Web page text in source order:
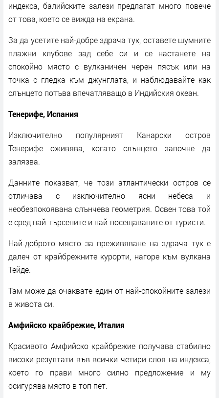
индекса, балийските залези предлагат много повече
от това, което се вижда на екрана.
За да усетите най-добре здрача тук, оставете шумните
плажни клубове зад себе си и се настанете на
спокойно място с вулканичен черен пясък или на
точка с гледка към джунглата, и наблюдавайте как
слънцето потъва впечатляващо в Индийския океан.
Тенерифе, Испания
Изключително популярният Канарски остров
Тенерифе оживява, когато слънцето започне да
залязва.
Данните показват, че този атлантически остров се
отличава с изключително ясни небеса и
необезпокоявана слънчева геометрия. Освен това той
е сред най-търсените и най-посещаваните от туристи.
Най-доброто място за преживяване на здрача тук е
далеч от крайбрежните курорти, нагоре към вулкана
Тейде.
Там може да очаквате един от най-спокойните залези
в живота си.
Амфийско крайбрежие, Италия
Красивото Амфийско крайбрежие получава стабилно
високи резултати във всички четири слоя на индекса,
което го прави много силно предложение и му
осигурява място в топ пет.